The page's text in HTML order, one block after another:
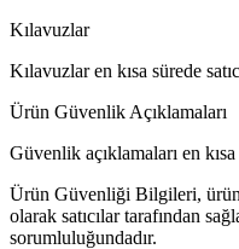
Kılavuzlar
Kılavuzlar en kısa sürede
Ürün Güvenlik Açıklamaları
Güvenlik açıklamaları en
Ürün Güvenliği Bilgileri,
olarak satıcılar tarafından
sorumluluğundadır.